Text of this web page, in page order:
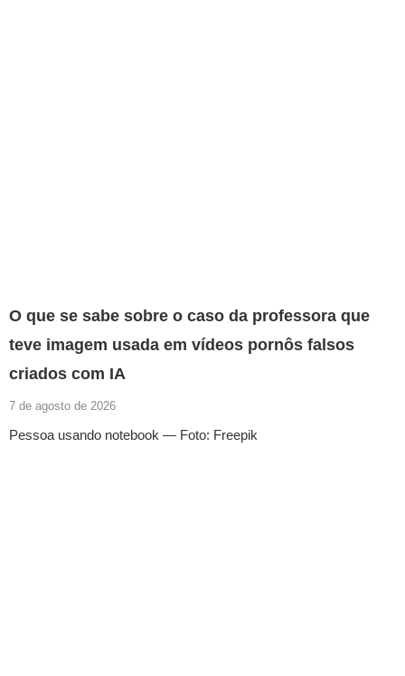
O que se sabe sobre o caso da professora que
teve imagem usada em vídeos pornôs falsos
criados com IA
7 de agosto de 2026
Pessoa usando notebook — Foto: Freepik